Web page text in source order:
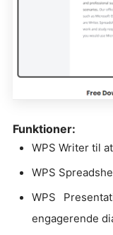
Funktioner:
WPS Writer til
WPS
WPS
engagerende